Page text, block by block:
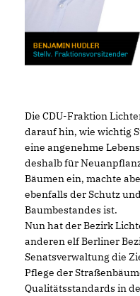
Die CDU-Fraktion
darauf hin, wie wichtig
eine angenehme
deshalb für
Bäumen ein, machte
ebenfalls der Schutz
Baumbestandes ist.
Nun hat der Bezirk
anderen elf Berliner
Senatsverwaltung die
Pflege der
Qualitätsstandards in